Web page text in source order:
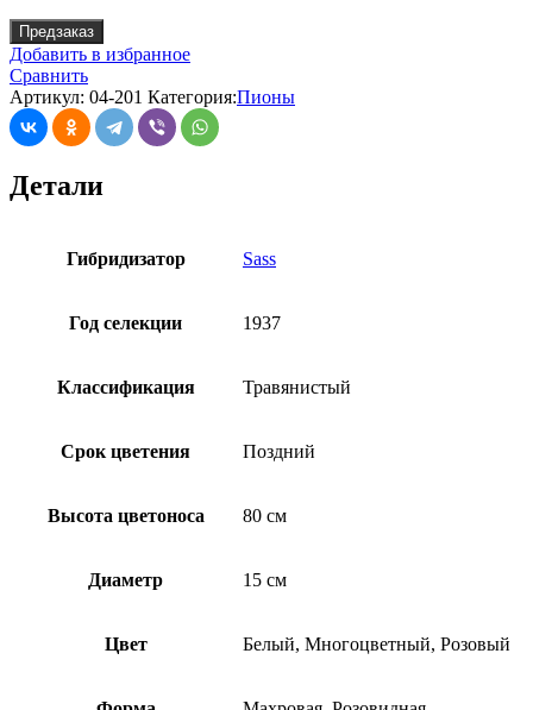
Предзаказ
Добавить в избранное
Сравнить
Артикул: 04-201 Категория:Пионы
Детали
Гибридизатор Sass
Год селекции 1937
Классификация Травянистый
Срок цветения Поздний
Высота цветоноса 80 см
Диаметр 15 см
Цвет Белый, Многоцветный, Розовый